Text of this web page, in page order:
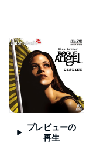
プレビューの
再生